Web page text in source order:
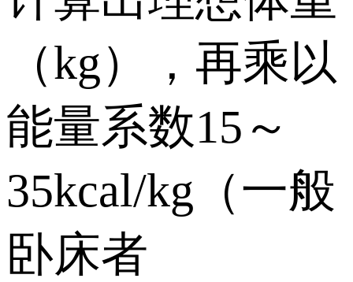
（kg），再乘以
能量系数15～
35kcal/kg（一般
卧床者